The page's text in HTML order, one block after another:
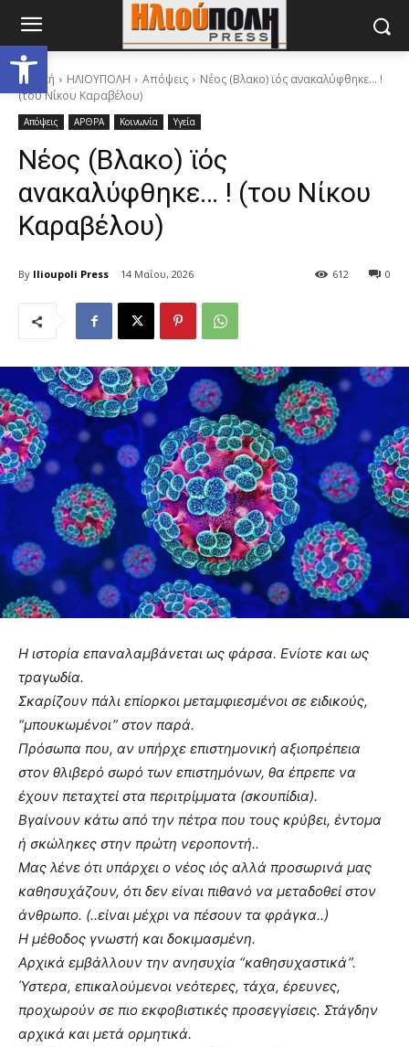
Ανοίξτε τη γραμμή εργαλείων
Αρχική ΗΛΙΟΥΠΟΛΗ Απόψεις
Νέος (Βλακο) ϊός ανακαλύφθηκε… !
(του Νίκου Καραβέλου)
Απόψεις ΑΡΘΡΑ Κοινωνία Υγεία
Νέος (Βλακο) ϊός
ανακαλύφθηκε… ! (του Νίκου
Καραβέλου)
By Ilioupoli Press 14 Μαΐου, 2026 0
612
Η ιστορία επαναλαμβάνεται ως φάρσα. Ενίοτε και ως
τραγωδία.
Σκαρίζουν πάλι επίορκοι μεταμφιεσμένοι σε ειδικούς,
“μπουκωμένοι” στον παρά.
Πρόσωπα που, αν υπήρχε επιστημονική αξιοπρέπεια
στον θλιβερό σωρό των επιστημόνων, θα έπρεπε να
έχουν πεταχτεί στα περιτρίμματα (σκουπίδια).
Βγαίνουν κάτω από την πέτρα που τους κρύβει, έντομα
ή σκώληκες στην πρώτη νεροποντή..
Μας λένε ότι υπάρχει ο νέος ιός αλλά προσωρινά μας
καθησυχάζουν, ότι δεν είναι πιθανό να μεταδοθεί στον
άνθρωπο. (..είναι μέχρι να πέσουν τα φράγκα..)
Η μέθοδος γνωστή και δοκιμασμένη.
Αρχικά εμβάλλουν την ανησυχία “καθησυχαστικά”.
Ύστερα, επικαλούμενοι νεότερες, τάχα, έρευνες,
προχωρούν σε πιο εκφοβιστικές προσεγγίσεις. Στάγδην
αρχικά και μετά ορμητικά.